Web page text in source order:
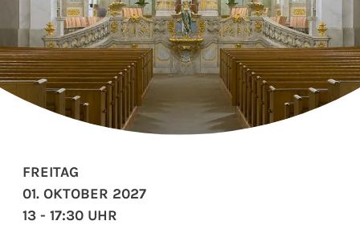
FREITAG
01. OKTOBER 2027
13 - 17:30 UHR